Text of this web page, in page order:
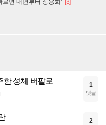
한 성체 버팔로 1
댓글
2